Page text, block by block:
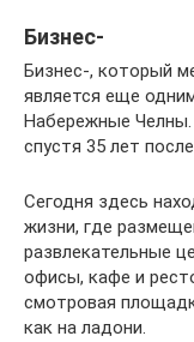
Бизнес-
Бизнес-, который
является еще
Набережные
спустя 35 лет
Сегодня здесь
жизни, где
развлекательные
офисы, кафе и
смотровая
как на ладони.